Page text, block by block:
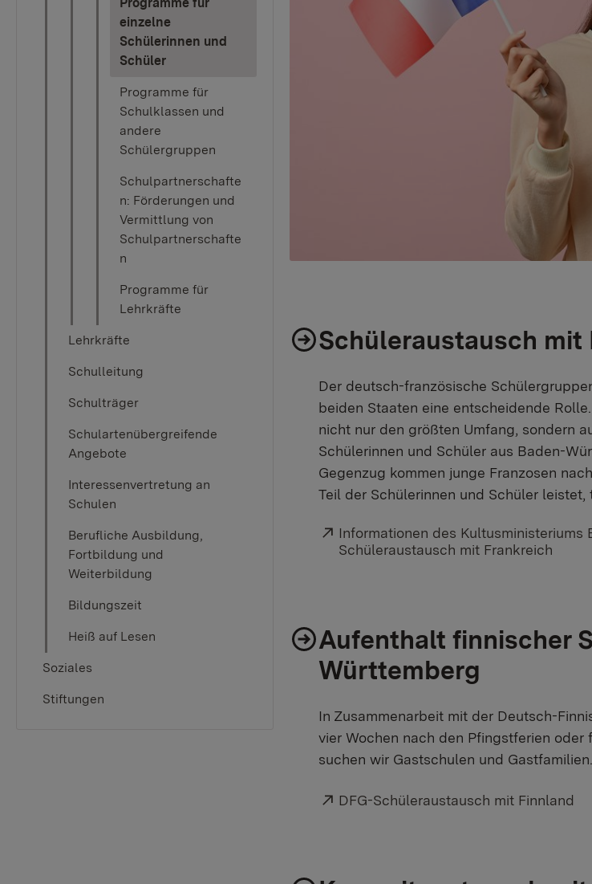
einzelne
Schülerinnen und
Schüler(current)
Programme für
Schulklassen und
andere
Schülergruppen
Schulpartnerschafte
n: Förderungen und
Vermittlung von
Schulpartnerschafte
n
Programme für
Lehrkräfte
Lehrkräfte
Schulleitung
Schulträger
Schulartenübergreifende
Angebote
Interessenvertretung an
Schulen
Berufliche Ausbildung,
Fortbildung und
Weiterbildung
Bildungszeit
Heiß auf Lesen
Soziales
Stiftungen
Schüleraustausch mit
Der deutsch-französische
beiden Staaten eine entscheidende
nicht nur den größten Umfang, sondern
Schülerinnen und Schüler aus Baden-
Gegenzug kommen junge Franzosen
Teil der Schülerinnen und Schüler
Externer Link:
Informationen des
Schüleraustausch mit Frankreich
Aufenthalt finnischer
Württemberg
In Zusammenarbeit mit der Deutsch-
vier Wochen nach den Pfingstferien
suchen wir Gastschulen und Gastfamilien.
Externer Link:
DFG-Schüleraustausch mit Finnland